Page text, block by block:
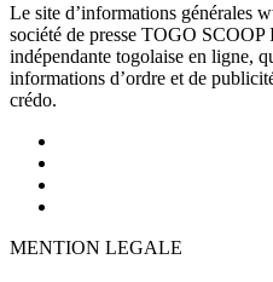
Le site d’informations générales
société de presse TOGO SCOOP
indépendante togolaise en ligne,
informations d’ordre et de
crédo.
MENTION LEGALE